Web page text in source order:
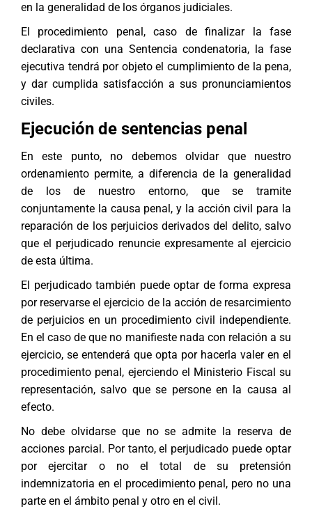
en la generalidad de los órganos judiciales.
El procedimiento penal, caso de finalizar la fase
declarativa con una Sentencia condenatoria, la fase
ejecutiva tendrá por objeto el cumplimiento de la pena,
y dar cumplida satisfacción a sus pronunciamientos
civiles.
Ejecución de sentencias penal
En este punto, no debemos olvidar que nuestro
ordenamiento permite, a diferencia de la generalidad
de los de nuestro entorno, que se tramite
conjuntamente la causa penal, y la acción civil para la
reparación de los perjuicios derivados del delito, salvo
que el perjudicado renuncie expresamente al ejercicio
de esta última.
El perjudicado también puede optar de forma expresa
por reservarse el ejercicio de la acción de resarcimiento
de perjuicios en un procedimiento civil independiente.
En el caso de que no manifieste nada con relación a su
ejercicio, se entenderá que opta por hacerla valer en el
procedimiento penal, ejerciendo el Ministerio Fiscal su
representación, salvo que se persone en la causa al
efecto.
No debe olvidarse que no se admite la reserva de
acciones parcial. Por tanto, el perjudicado puede optar
por ejercitar o no el total de su pretensión
indemnizatoria en el procedimiento penal, pero no una
parte en el ámbito penal y otro en el civil.